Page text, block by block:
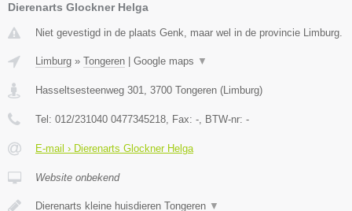
Dierenarts Glockner Helga
Niet gevestigd in de plaats Genk, maar wel in de provincie Limburg.
Limburg » Tongeren | Google maps ▼
Hasseltsesteenweg 301 3700 Tongeren (Limburg)
Tel: 012/231040 0477345218 , Fax: - , BTW-nr: -
E-mail › Dierenarts Glockner Helga
Website onbekend
Dierenarts kleine huisdieren Tongeren ▼